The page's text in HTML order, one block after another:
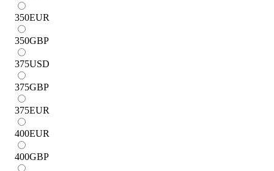
350EUR
350GBP
375USD
375GBP
375EUR
400EUR
400GBP